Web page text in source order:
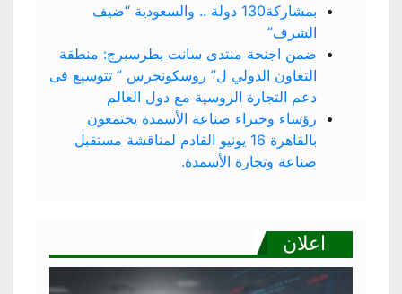
بمشاركة130 دولة .. والسعودية “ضيف
الشرف”
ضمن اجنحة منتدى سانت بطرسبرج: منطقة
التعاون الدولي ل” روسكونجرس ” تتوسيع فى
دعم التجارة الروسية مع دول العالم
رؤساء وخبراء صناعة الأسمدة يجتمعون
بالقاهرة 16 يونيو القادم لمناقشة مستقبل
صناعة وتجارة الأسمدة.
اعلان